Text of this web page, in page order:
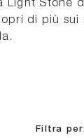
Light Stone
di più sui
Filtra